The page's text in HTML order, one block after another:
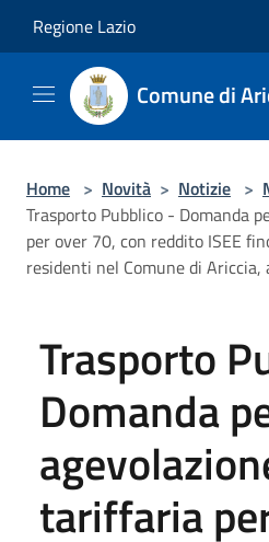
Regione Lazio
Comune di
Home > Novità > Notizie >
Trasporto Pubblico - Domanda
per over 70, con reddito ISEE
residenti nel Comune di
Trasporto
Domanda
tariffaria